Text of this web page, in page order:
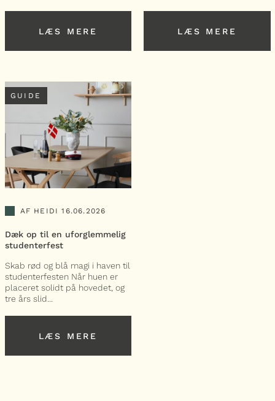
LÆS MERE LÆS MERE
GUIDE
AF HEIDI 16.06.2026
Dæk op til en uforglemmelig
studenterfest
Skab rød og blå magi i haven til
studenterfesten Når huen er
placeret solidt på hovedet, og
tre års slid...
LÆS MERE